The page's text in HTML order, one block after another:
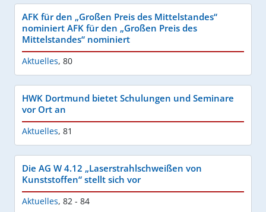
AFK für den „Großen Preis des Mittelstandes“
nominiert AFK für den „Großen Preis des
Mittelstandes“ nominiert
Aktuelles, 80
HWK Dortmund bietet Schulungen und Seminare
vor Ort an
Aktuelles, 81
Die AG W 4.12 „Laserstrahlschweißen von
Kunststoffen“ stellt sich vor
Aktuelles, 82 - 84